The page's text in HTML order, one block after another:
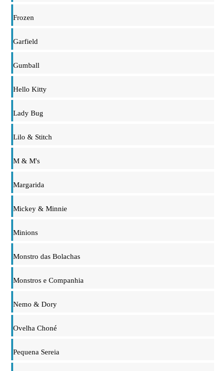
Frozen
Garfield
Gumball
Hello Kitty
Lady Bug
Lilo & Stitch
M & M's
Margarida
Mickey & Minnie
Minions
Monstro das Bolachas
Monstros e Companhia
Nemo & Dory
Ovelha Choné
Pequena Sereia